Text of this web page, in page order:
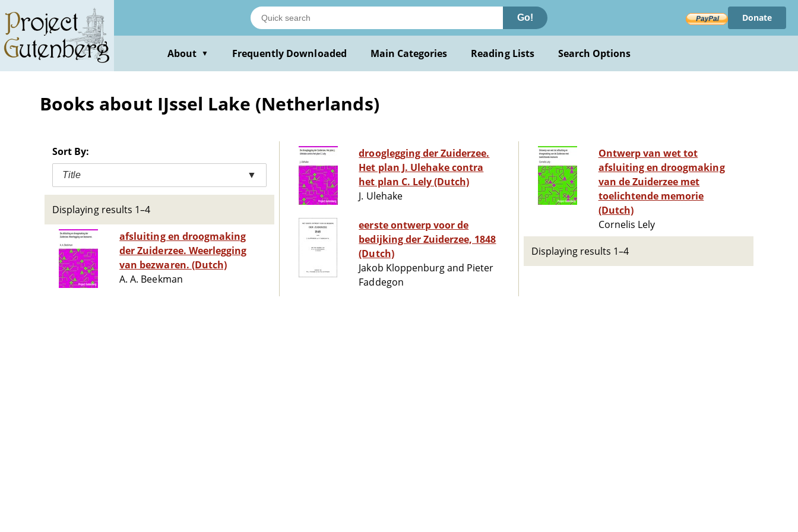
main
content
Go! Donate
About ▼ Frequently Downloaded Main Categories Reading Lists Search Options
Books about IJssel Lake (Netherlands)
Sort By:
Title ▼
Displaying results 1–4
afsluiting en droogmaking
der Zuiderzee. Weerlegging
van bezwaren. (Dutch)
A. A. Beekman
drooglegging der Zuiderzee.
Het plan J. Ulehake contra
het plan C. Lely (Dutch)
J. Ulehake
eerste ontwerp voor de
bedijking der Zuiderzee, 1848
(Dutch)
Jakob Kloppenburg and Pieter
Faddegon
Ontwerp van wet tot
afsluiting en droogmaking
van de Zuiderzee met
toelichtende memorie
(Dutch)
Cornelis Lely
Displaying results 1–4